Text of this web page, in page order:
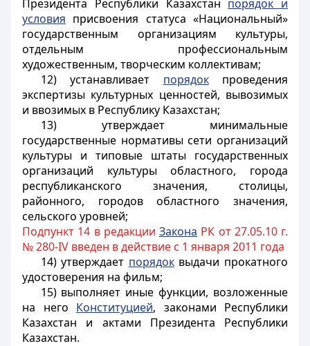
Президента Республики Казахстан порядок и
условия присвоения статуса «Национальный»
государственным организациям культуры,
отдельным профессиональным
художественным, творческим коллективам;
12) устанавливает порядокпроведения
экспертизы культурных ценностей, вывозимых
и ввозимых в Республику Казахстан;
13) утверждает минимальные
государственные нормативы сети организаций
культуры и типовые штаты государственных
организаций культуры областного, города
республиканского значения, столицы,
районного, городов областного значения,
сельского уровней;
Подпункт 14 в редакции Закона РК от 27.05.10 г.
№ 280-IV введен в действие с 1 января 2011 года
14) утверждает порядоквыдачи прокатного
удостоверения на фильм;
15) выполняет иные функции, возложенные
на него Конституцией, законами Республики
Казахстан и актами Президента Республики
Казахстан.